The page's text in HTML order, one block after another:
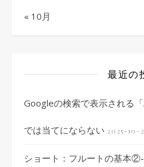
« 10月
最近の
Googleの検索で表示される
では当てにならない 2025-10-
ショート：フルートの基本